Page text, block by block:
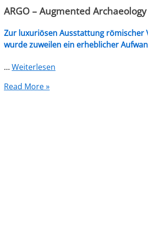
ARGO – Augmented
Zur luxuriösen Ausstattung römischer
wurde zuweilen ein erheblicher
…Weiterlesen
Read More »